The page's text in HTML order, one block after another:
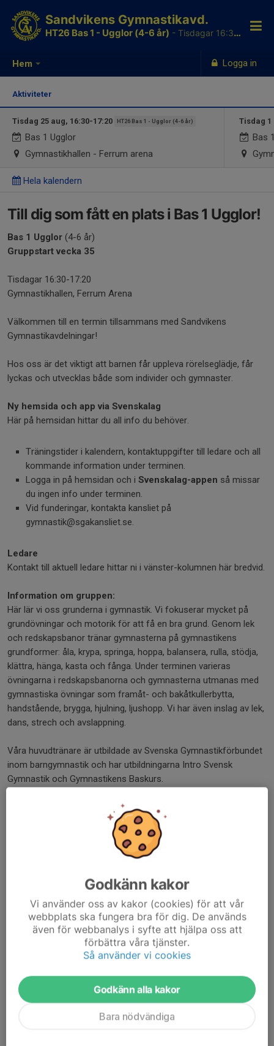
Hem Logga in
Sandvikens Gymnastikavd.
HT26 Bas 1 - Ugglor (4-6 år) - Tisdagar 16:30-17:20
Aktiviteter
Tisdag 25 aug, 16:30-17:20 HT26 Bas 1 - Ugglor (4-6 år)
Bas 1 Ugglor
Gymnastikhallen - Ferrum arena
Tisdag 1
Bas
Hela kalendern
Till dig som fått en plats i Bas 1 Ugglor!
Bas 1 Ugglor (4-6 år)
Gruppstart vecka 35
Tisdagar 16:30-17:20
Gymnastikhallen, Ferrum Arena
Välkommen till en termin tillsammans med Sandvikens
Gymnastikavdelningar!
Hos oss är det viktigt att barnen får uppleva rörelseglädje, får
lyckas och utvecklas både som individer och gymnaster.
Ny hemsida och app via Svenskalag
Här på hemsidan hittar du all info du behöver.
Träningstider i kalendern, kontaktuppgifter till ledare och all
kommande information under terminen.
Logga in på hemsidan och i Svenskalag-appen så missar
du ingen info under terminen.
Vid funderingar, kontakta kansliet på
gymnastik@sgakansliet.se.
Ledare
Kontakt till aktuell ledare hittar ni i vänster-kolumnen här bredvid.
Information om gruppen:
Här lär vi oss grunderna i gymnastik. Vi fokuserar mycket på
grundövningar och motorik för att få en bra grund. Genom lek
och redskapsbanor tränar gymnasterna på gymnastikens
grundformer: åla, krypa, springa, hoppa, balansera, rulla, stödja,
klättra, hänga, kasta och fånga. Under terminen varieras
övningarna i redskapsbanorna och gymnasterna utmanas med
gymnastiska övningar som framåt- och bakåtkullerbytta,
handstående, brygga, hjulning, ljushopp. Vi har även inslag av lek,
dans, strech och avslappning.
Våra huvudtränare är utbildade av Svenska Gymnastikförbundet
inom barngymnastik och har utbildningarna Intro Svensk
Gymnastik och Gymnastikens Baskurs.
Föräldrar & anhöriga:
Gymnasterna gympar själva utan vårdnadshavare i
hallen. Vårdnadshavare kan exempelvis träna på GYMMIX under
tiden, sitta i uppehållsrummet, vara utanför hallen eller åka iväg
en stund. Ledarna har telefonnummer till alla vårdnadshavare
och ringer om det skulle uppstå något. Känner man att barnet
inte är redo att lämnas ensam eller behöver extra stöd,
rekommenderar vi att man anmäler sig som
Godkänn kakor
Vi använder oss av kakor (cookies) för att vår
webbplats ska fungera bra för dig. De används
även för webbanalys i syfte att hjälpa oss att
förbättra våra tjänster.
Så använder vi cookies
Godkänn alla kakor
Bara nödvändiga